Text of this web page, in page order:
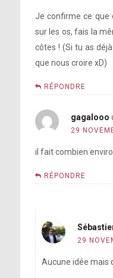
Je confirme ce que
sur les os, fais la
côtes ! (Si tu as
que nous croire xD)
RÉPONDRE
gagalooo
29
il fait combien
RÉPONDRE
29
Aucune idée mais